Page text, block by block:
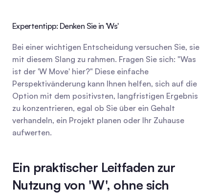
Expertentipp: Denken Sie in 'Ws'
Bei einer wichtigen Entscheidung versuchen Sie, sie
mit diesem Slang zu rahmen. Fragen Sie sich: "Was
ist der 'W Move' hier?" Diese einfache
Perspektivänderung kann Ihnen helfen, sich auf die
Option mit dem positivsten, langfristigen Ergebnis
zu konzentrieren, egal ob Sie über ein Gehalt
verhandeln, ein Projekt planen oder Ihr Zuhause
aufwerten.
Ein praktischer Leitfaden zur
Nutzung von 'W', ohne sich